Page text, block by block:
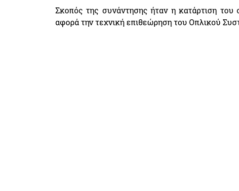
Σκοπός της συνάντησης ήταν η κατάρτιση
αφορά την τεχνική επιθεώρηση του Οπλικού